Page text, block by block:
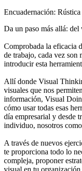
Encuadernación: Rústica
Da un paso más allá:
Comprobada la eficacia
de trabajo, cada vez son
introducir esta
Allí donde Visual
visuales que nos
información, Visual
cómo usar todas esas
día empresarial y desde
individuo, nosotros
A través de nuevos
te proporciona todo lo
compleja, proponer
visual en tu organización.